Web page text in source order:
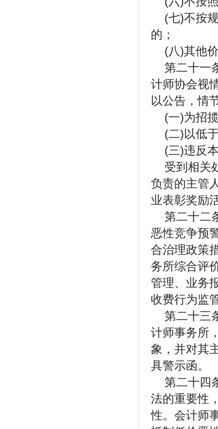
(七)不按
的；
(八)其他
第二十一
计师协会视
以公告，情
(一)为招
(二)以低
(三)违反
受到相关
负责的主管
业表彰奖励
第二十二
恶性竞争预
合治理政策
务所综合评
管理、业务
收费行为监
第二十三
计师事务所
象，并对其
具警示函。
第二十四
法的重要性
性。会计师